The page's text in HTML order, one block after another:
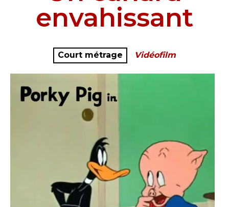
envahissant
Court métrage Vidéofilm